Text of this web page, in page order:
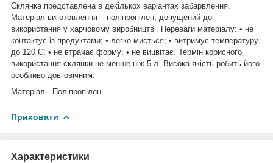
Склянка представлена в декількох варіантах забарвлення.
Матеріал виготовлення – поліпропілен, допущений до
використання у харчовому виробництві. Переваги матеріалу: • не
контактує із продуктами; • легко миється; • витримує температуру
до 120 С; • не втрачає форму; • не вицвітає. Термін корисного
використання склянки не менше ніж 5 л. Висока якість робить його
особливо довговічним.
Матеріал - Поліпропілен
Приховати
Характеристики